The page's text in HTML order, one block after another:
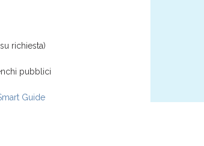
richiesta)
pubblici
Guide